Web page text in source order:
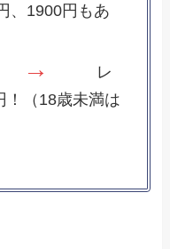
、1900円もあ
→
レ
！（18歳未満は